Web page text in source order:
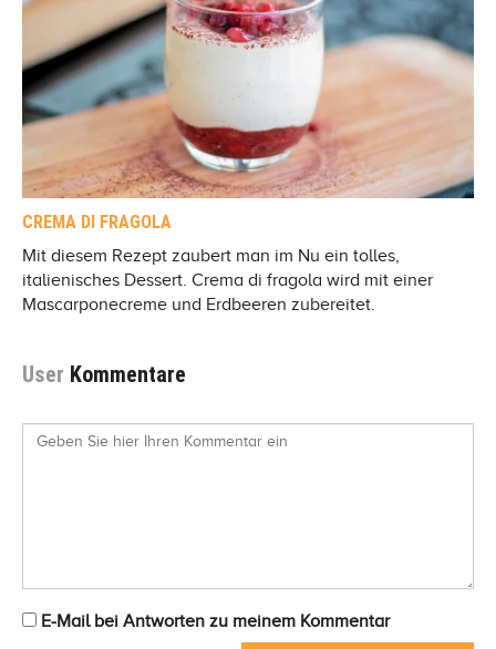
CREMA DI FRAGOLA
Mit diesem Rezept zaubert man im Nu ein tolles,
italienisches Dessert. Crema di fragola wird mit einer
Mascarponecreme und Erdbeeren zubereitet.
User Kommentare
E-Mail bei Antworten zu meinem Kommentar